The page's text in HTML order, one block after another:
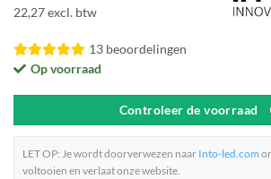
22,27 excl. btw
13 beoordelingen
Op voorraad
Controleer de voorraad
LET OP: Je wordt doorverwezen naar Into-led.com
voltooien en verlaat onze website.